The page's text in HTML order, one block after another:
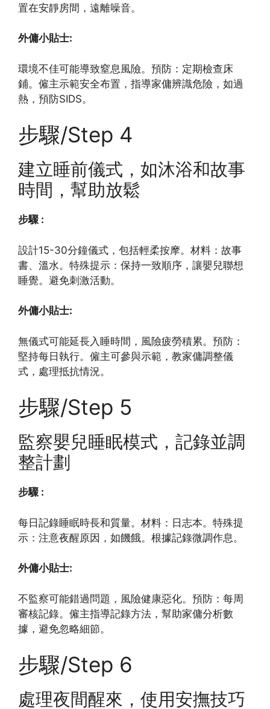
置在安靜房間，遠離噪音。
外傭小貼士:
環境不佳可能導致窒息風險。預防：定期檢查床
鋪。僱主示範安全布置，指導家傭辨識危險，如過
熱，預防SIDS。
步驟/Step 4
建立睡前儀式，如沐浴和故事
時間，幫助放鬆
步驟 :
設計15-30分鐘儀式，包括輕柔按摩。材料：故事
書、溫水。特殊提示：保持一致順序，讓嬰兒聯想
睡覺。避免刺激活動。
外傭小貼士:
無儀式可能延長入睡時間，風險疲勞積累。預防：
堅持每日執行。僱主可參與示範，教家傭調整儀
式，處理抵抗情況。
步驟/Step 5
監察嬰兒睡眠模式，記錄並調
整計劃
步驟 :
每日記錄睡眠時長和質量。材料：日志本。特殊提
示：注意夜醒原因，如饑餓。根據記錄微調作息。
外傭小貼士:
不監察可能錯過問題，風險健康惡化。預防：每周
審核記錄。僱主指導記錄方法，幫助家傭分析數
據，避免忽略細節。
步驟/Step 6
處理夜間醒來，使用安撫技巧